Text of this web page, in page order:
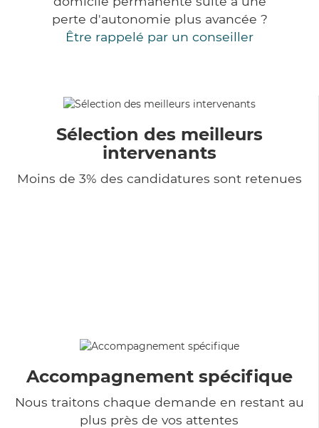
perte d'autonomie plus avancée ?
Être rappelé par un conseiller
Sélection des meilleurs
intervenants
Moins de 3% des candidatures sont retenues
Accompagnement spécifique
Nous traitons chaque demande en restant au
plus près de vos attentes